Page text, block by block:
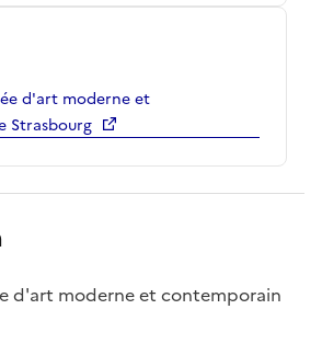
d'art moderne et
Strasbourg
d'art moderne et contemporain